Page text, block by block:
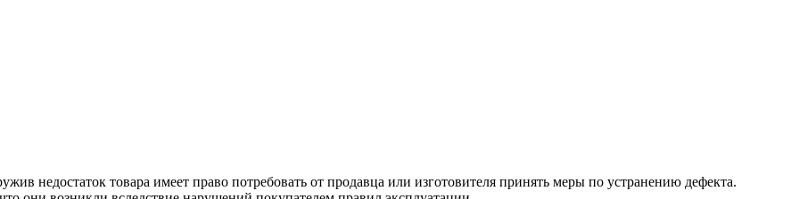
недостаток товара имеет право потребовать от продавца или изготовителя принять меры по устранению дефекта.